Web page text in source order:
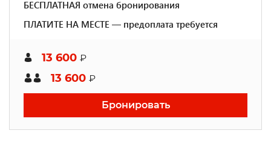
БЕСПЛАТНАЯ отмена бронирования
ПЛАТИТЕ НА МЕСТЕ — предоплата требуется
13 600 ₽
13 600 ₽
Бронировать